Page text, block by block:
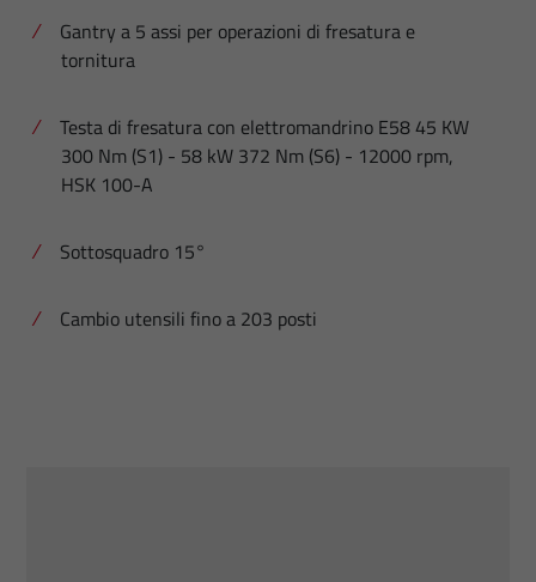
Gantry a 5 assi per operazioni di fresatura e
tornitura
Testa di fresatura con elettromandrino E58 45 KW
300 Nm (S1) - 58 kW 372 Nm (S6) - 12000 rpm,
HSK 100-A
Sottosquadro 15°
Cambio utensili fino a 203 posti